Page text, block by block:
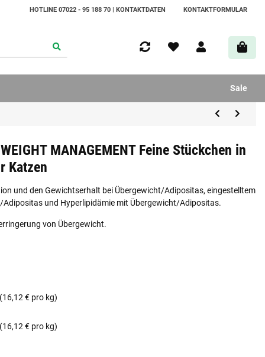
HOTLINE 07022 - 95 188 70 | KONTAKTDATEN KONTAKTFORMULAR
Sale
MANAGEMENT Feine Stückchen in
Katzen
und den Gewichtserhalt bei Übergewicht/Adipositas, eingestelltem
und Hyperlipidämie mit Übergewicht/Adipositas.
von Übergewicht.
€ pro kg)
€ pro kg)